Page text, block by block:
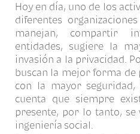
Hoy en día, uno de los
diferentes
manejan, compartir
entidades, sugiere la
invasión a la privacidad.
buscan la mejor forma
con la mayor
cuenta que siempre
presente, por lo tanto, se
ingeniería social.